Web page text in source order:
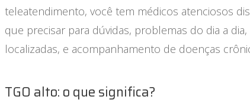
teleatendimento, você tem médicos atenciosos
que precisar para dúvidas, problemas do dia a
localizadas, e acompanhamento de doenças
TGO alto: o que significa?